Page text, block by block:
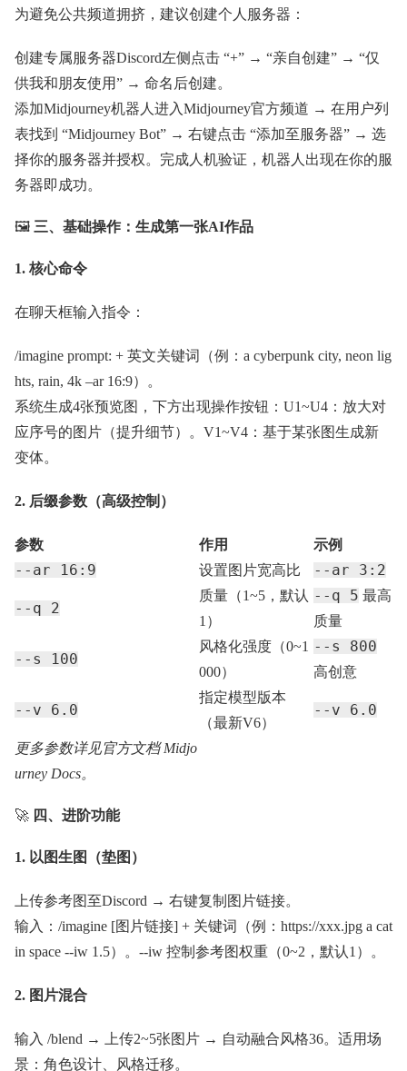
为避免公共频道拥挤，建议创建个人服务器：
创建专属服务器Discord左侧点击 “+” → “亲自创建” → “仅
供我和朋友使用” → 命名后创建。
添加Midjourney机器人进入Midjourney官方频道 → 在用户列
表找到 “Midjourney Bot” → 右键点击 “添加至服务器” → 选
择你的服务器并授权。完成人机验证，机器人出现在你的服
务器即成功。
🖼️ 三、基础操作：生成第一张AI作品
1. 核心命令
在聊天框输入指令：
/imagine prompt: + 英文关键词（例：a cyberpunk city, neon lig
hts, rain, 4k –ar 16:9）。
系统生成4张预览图，下方出现操作按钮：U1~U4：放大对
应序号的图片（提升细节）。V1~V4：基于某张图生成新
变体。
2. 后缀参数（高级控制）
参数 作用 示例
--ar 16:9 设置图片宽高比 --ar 3:2
--q 2
质量（1~5，默认
1）
--q 5 最高
质量
--s 100
风格化强度（0~1
000）
--s 800
高创意
--v 6.0
指定模型版本
（最新V6）
--v 6.0
更多参数详见官方文档 Midjo
urney Docs。
🚀 四、进阶功能
1. 以图生图（垫图）
上传参考图至Discord → 右键复制图片链接。
输入：/imagine [图片链接] + 关键词（例：https://xxx.jpg a cat
in space --iw 1.5）。--iw 控制参考图权重（0~2，默认1）。
2. 图片混合
输入 /blend → 上传2~5张图片 → 自动融合风格36。适用场
景：角色设计、风格迁移。